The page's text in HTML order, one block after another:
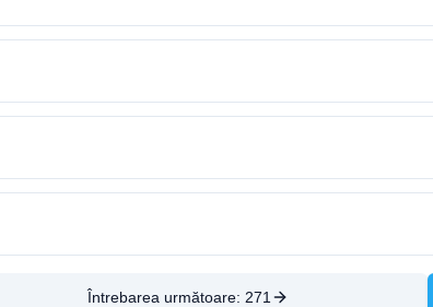
Întrebarea următoare: 271